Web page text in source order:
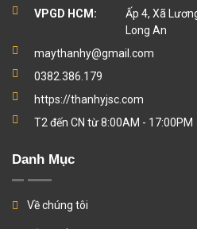
VPGD HCM:
Ấp 4, Xã
Long An
maythanhy@gmail.com
0382.386.179
https://thanhyjsc.com
T2 đến CN từ 8:00AM - 17:00PM
Danh Mục
Về chúng tôi